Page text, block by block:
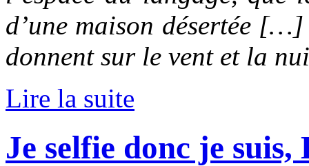
d’une maison désertée
donnent sur le vent et la
Lire la suite
Je selfie donc je